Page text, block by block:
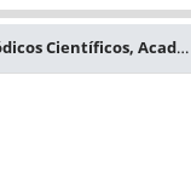
InPEC - Portal de Incubadora de Periódicos Científicos, Acadêmicos e Educacionais